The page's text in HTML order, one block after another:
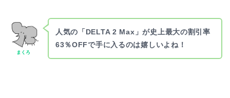
まくろ
人気の「DELTA 2 Max」が史上最大の割引率
63％OFFで手に入るのは嬉しいよね！